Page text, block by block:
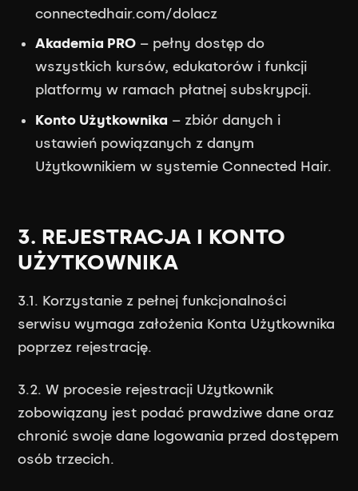
connectedhair.com/dolacz
Akademia PRO – pełny dostęp do
wszystkich kursów, edukatorów i funkcji
platformy w ramach płatnej subskrypcji.
Konto Użytkownika – zbiór danych i
ustawień powiązanych z danym
Użytkownikiem w systemie Connected Hair.
3. REJESTRACJA I KONTO
UŻYTKOWNIKA
3.1. Korzystanie z pełnej funkcjonalności
serwisu wymaga założenia Konta Użytkownika
poprzez rejestrację.
3.2. W procesie rejestracji Użytkownik
zobowiązany jest podać prawdziwe dane oraz
chronić swoje dane logowania przed dostępem
osób trzecich.